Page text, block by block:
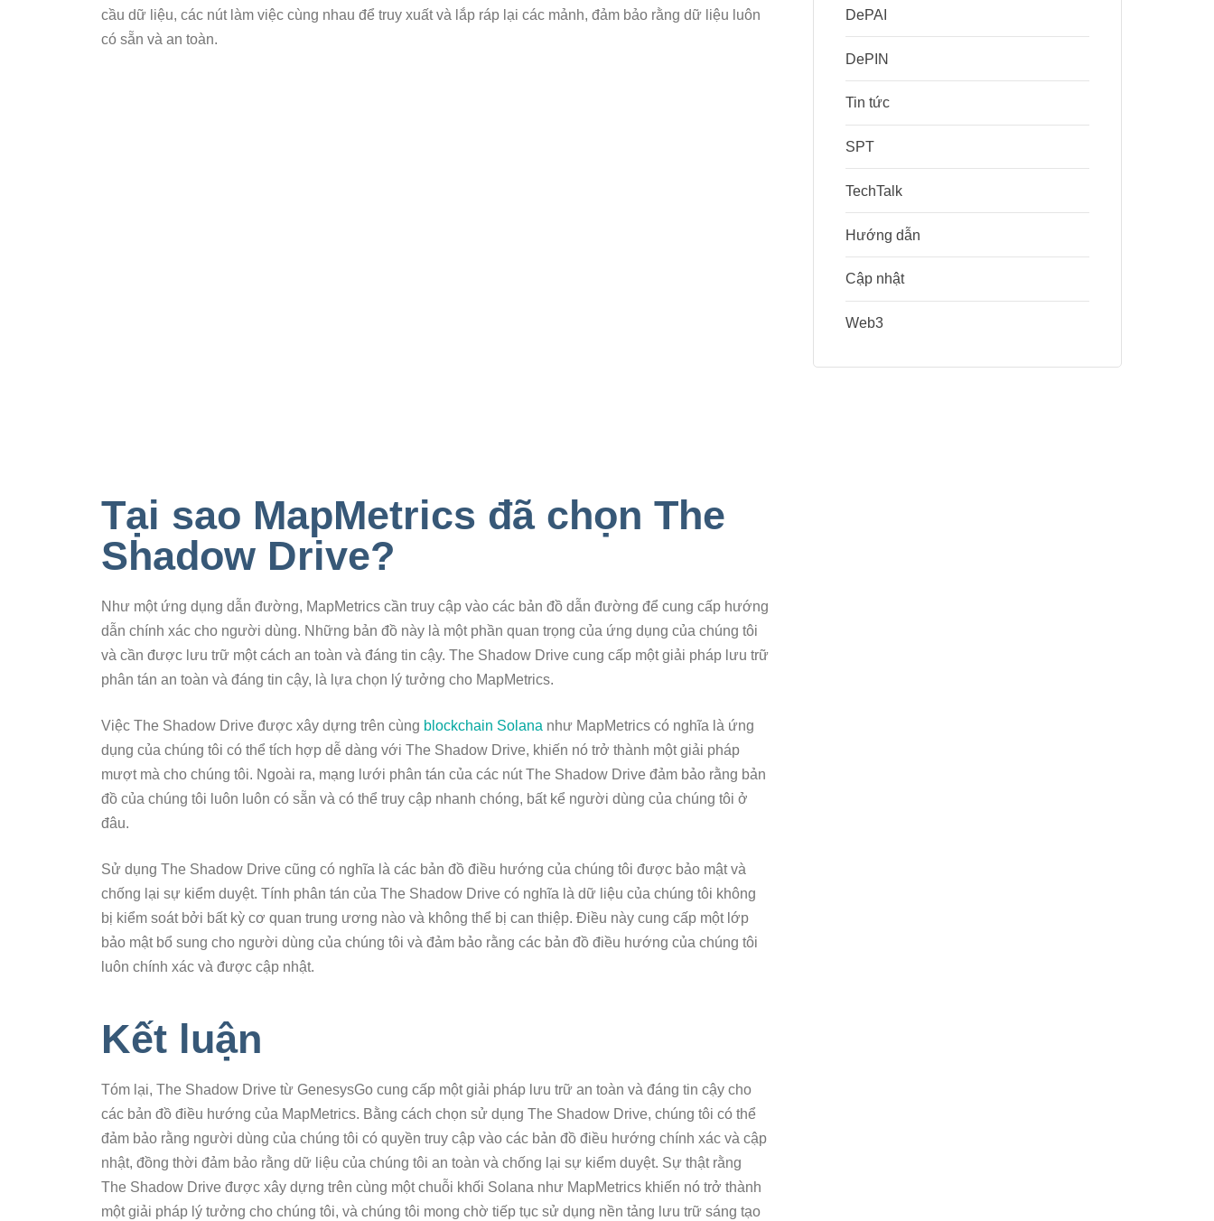
cầu dữ liệu, các nút làm việc cùng nhau để truy xuất và lắp ráp lại các mảnh, đảm bảo rằng dữ liệu luôn
có sẵn và an toàn.
Tại sao MapMetrics đã chọn The
Shadow Drive?
Như một ứng dụng dẫn đường, MapMetrics cần truy cập vào các bản đồ dẫn đường để cung cấp hướng
dẫn chính xác cho người dùng. Những bản đồ này là một phần quan trọng của ứng dụng của chúng tôi
và cần được lưu trữ một cách an toàn và đáng tin cậy. The Shadow Drive cung cấp một giải pháp lưu trữ
phân tán an toàn và đáng tin cậy, là lựa chọn lý tưởng cho MapMetrics.
Việc The Shadow Drive được xây dựng trên cùng blockchain Solana như MapMetrics có nghĩa là ứng
dụng của chúng tôi có thể tích hợp dễ dàng với The Shadow Drive, khiến nó trở thành một giải pháp
mượt mà cho chúng tôi. Ngoài ra, mạng lưới phân tán của các nút The Shadow Drive đảm bảo rằng bản
đồ của chúng tôi luôn luôn có sẵn và có thể truy cập nhanh chóng, bất kể người dùng của chúng tôi ở
đâu.
Sử dụng The Shadow Drive cũng có nghĩa là các bản đồ điều hướng của chúng tôi được bảo mật và
chống lại sự kiểm duyệt. Tính phân tán của The Shadow Drive có nghĩa là dữ liệu của chúng tôi không
bị kiểm soát bởi bất kỳ cơ quan trung ương nào và không thể bị can thiệp. Điều này cung cấp một lớp
bảo mật bổ sung cho người dùng của chúng tôi và đảm bảo rằng các bản đồ điều hướng của chúng tôi
luôn chính xác và được cập nhật.
Kết luận
Tóm lại, The Shadow Drive từ GenesysGo cung cấp một giải pháp lưu trữ an toàn và đáng tin cậy cho
các bản đồ điều hướng của MapMetrics. Bằng cách chọn sử dụng The Shadow Drive, chúng tôi có thể
đảm bảo rằng người dùng của chúng tôi có quyền truy cập vào các bản đồ điều hướng chính xác và cập
nhật, đồng thời đảm bảo rằng dữ liệu của chúng tôi an toàn và chống lại sự kiểm duyệt. Sự thật rằng
The Shadow Drive được xây dựng trên cùng một chuỗi khối Solana như MapMetrics khiến nó trở thành
một giải pháp lý tưởng cho chúng tôi, và chúng tôi mong chờ tiếp tục sử dụng nền tảng lưu trữ sáng tạo
DePAI
DePIN
Tin tức
SPT
TechTalk
Hướng dẫn
Cập nhật
Web3